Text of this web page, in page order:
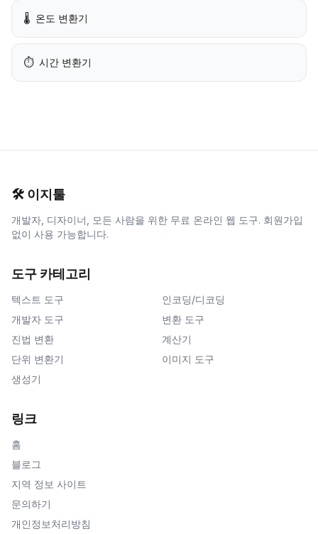
🌡️ 온도 변환기
⏱️ 시간 변환기
🛠️ 이지툴
개발자, 디자이너, 모든 사람을 위한 무료 온라인 웹 도구. 회원가입
없이 사용 가능합니다.
도구 카테고리
텍스트 도구
인코딩/디코딩
개발자 도구
변환 도구
진법 변환
계산기
단위 변환기
이미지 도구
생성기
링크
홈
블로그
지역 정보 사이트
문의하기
개인정보처리방침